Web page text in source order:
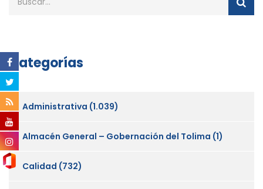
Categorías
Administrativa (1.039)
Almacén General – Gobernación del Tolima (1)
Calidad (732)